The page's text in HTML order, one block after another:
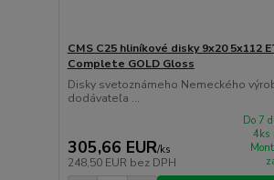
CMS C25 hliníkové disky 9x20 5x112
Complete GOLD Gloss
Disky svetoznámeho Nemeckého
dodávateľa ...
305,66 EUR/ks
248,50 EUR bez DPH
Do 7
4ks